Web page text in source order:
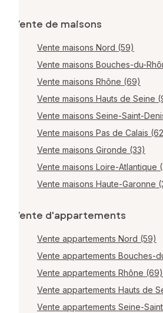
Vente de maisons
Vente maisons Nord (59)
Vente maisons Bouches-du-
Vente maisons Rhône (69)
Vente maisons Hauts de Seine
Vente maisons Seine-Saint-
Vente maisons Pas de Calais
Vente maisons Gironde (33)
Vente maisons Loire-Atlantique
Vente maisons Haute-Garonne
Vente d'appartements
Vente appartements Nord (59)
Vente appartements Bouches-
Vente appartements Rhône (69)
Vente appartements Hauts de
Vente appartements Seine-